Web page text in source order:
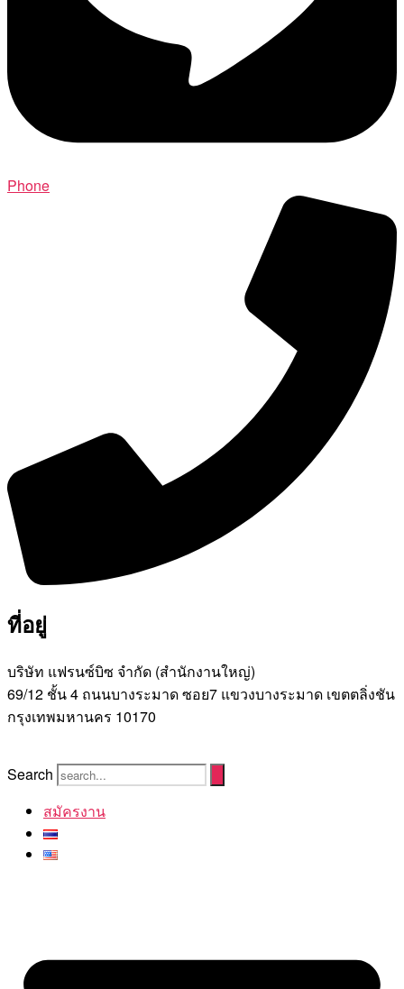
Phone
ที่อยู่
บริษัท แฟรนซ์บิซ จํากัด (สํานักงานใหญ่)
69/12 ชั้น 4 ถนนบางระมาด ซอย7 แขวงบางระมาด เขตตลิ่งชัน
กรุงเทพมหานคร 10170
Search
สมัครงาน